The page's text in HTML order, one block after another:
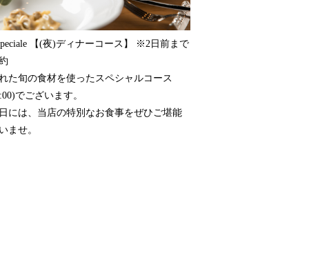
【(夜)ディナーコース】 ※2日前まで
た旬の食材を使ったスペシャルコース
でございます。
には、当店の特別なお食事をぜひご堪能
ませ。